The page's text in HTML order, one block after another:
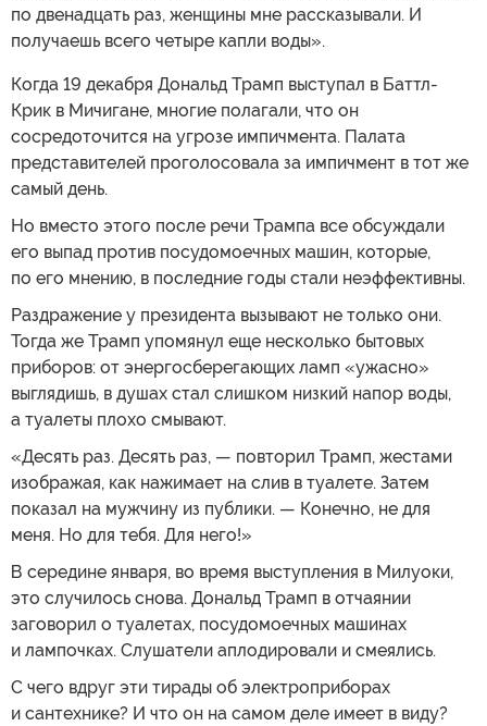
по двенадцать раз, женщины мне рассказывали. И
получаешь всего четыре капли воды».
Когда 19 декабря Дональд Трамп выступал в Баттл-
Крик в Мичигане, многие полагали, что он
сосредоточится на угрозе импичмента. Палата
представителей проголосовала за импичмент в тот же
самый день.
Но вместо этого после речи Трампа все обсуждали
его выпад против посудомоечных машин, которые,
по его мнению, в последние годы стали неэффективны.
Раздражение у президента вызывают не только они.
Тогда же Трамп упомянул еще несколько бытовых
приборов: от энергосберегающих ламп «ужасно»
выглядишь, в душах стал слишком низкий напор воды,
а туалеты плохо смывают.
«Десять раз. Десять раз, — повторил Трамп, жестами
изображая, как нажимает на слив в туалете. Затем
показал на мужчину из публики. — Конечно, не для
меня. Но для тебя. Для него!»
В середине января, во время выступления в Милуоки,
это случилось снова. Дональд Трамп в отчаянии
заговорил о туалетах, посудомоечных машинах
и лампочках. Слушатели аплодировали и смеялись.
С чего вдруг эти тирады об электроприборах
и сантехнике? И что он на самом деле имеет в виду?